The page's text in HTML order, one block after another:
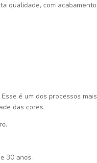
qualidade, com acabamento
é um dos processos mais
das cores.
30 anos.